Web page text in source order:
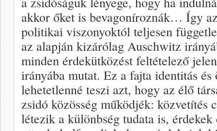
akkor őket is bevagoníroznák… Így
politikai viszonyoktól teljesen
az alapján kizárólag Auschwitz
minden érdekütközést feltételező
irányába mutat. Ez a fajta identitás és
lehetetlenné teszi azt, hogy az élő
zsidó közösség működjék: közvetítés
létezik a különbség tudata is,